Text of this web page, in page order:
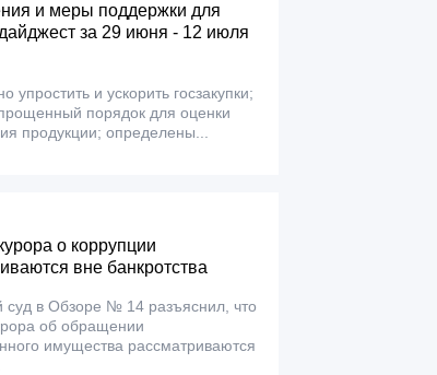
и меры поддержки для
за 29 июня - 12 июля
упростить и ускорить госзакупки;
порядок для оценки
продукции; определены...
о коррупции
вне банкротства
суд в Обзоре № 14 разъяснил, что
об обращении
имущества рассматриваются